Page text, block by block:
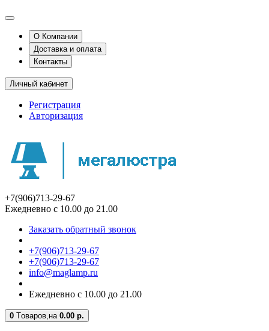
О Компании
Доставка и оплата
Контакты
Личный кабинет
Регистрация
Авторизация
+7(906)713-29-67
Ежедневно с 10.00 до 21.00
Заказать обратный звонок
+7(906)713-29-67
+7(906)713-29-67
info@maglamp.ru
Ежедневно с 10.00 до 21.00
0 Tоваров,на 0.00 р.